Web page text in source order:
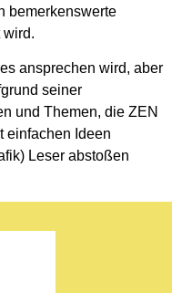
bemerkenswerte
wird.
ansprechen wird, aber
seiner
und Themen, die ZEN
einfachen Ideen
Leser abstoßen